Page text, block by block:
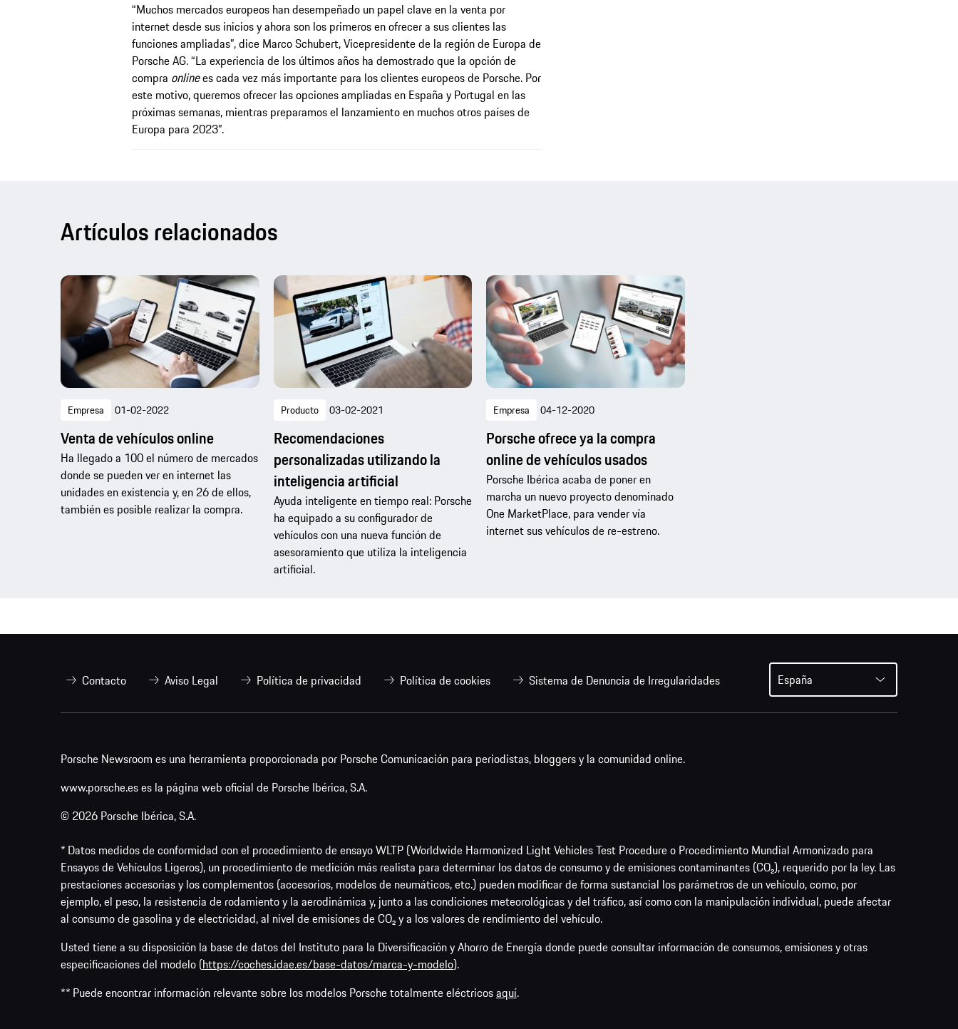
“Muchos mercados europeos han desempeñado un papel clave en la venta por
internet desde sus inicios y ahora son los primeros en ofrecer a sus clientes las
funciones ampliadas”, dice Marco Schubert, Vicepresidente de la región de Europa de
Porsche AG. “La experiencia de los últimos años ha demostrado que la opción de
compra onlinees cada vez más importante para los clientes europeos de Porsche. Por
este motivo, queremos ofrecer las opciones ampliadas en España y Portugal en las
próximas semanas, mientras preparamos el lanzamiento en muchos otros países de
Europa para 2023”.
Artículos relacionados
Empresa 01-02-2022
Venta de vehículos online
Ha llegado a 100 el número de mercados
donde se pueden ver en internet las
unidades en existencia y, en 26 de ellos,
también es posible realizar la compra.
Producto 03-02-2021
Recomendaciones
personalizadas utilizando la
inteligencia artificial
Ayuda inteligente en tiempo real: Porsche
ha equipado a su configurador de
vehículos con una nueva función de
asesoramiento que utiliza la inteligencia
artificial.
Empresa 04-12-2020
Porsche ofrece ya la compra
online de vehículos usados
Porsche Ibérica acaba de poner en
marcha un nuevo proyecto denominado
One MarketPlace, para vender vía
internet sus vehículos de re-estreno.
Contacto Aviso Legal Política de privacidad Política de cookies Sistema de Denuncia de Irregularidades España
Porsche Newsroom es una herramienta proporcionada por Porsche Comunicación para periodistas, bloggers y la comunidad online.
www.porsche.es es la página web oficial de Porsche Ibérica, S.A.
© 2026 Porsche Ibérica, S.A.
* Datos medidos de conformidad con el procedimiento de ensayo WLTP (Worldwide Harmonized Light Vehicles Test Procedure o Procedimiento Mundial Armonizado para
Ensayos de Vehículos Ligeros), un procedimiento de medición más realista para determinar los datos de consumo y de emisiones contaminantes (CO₂), requerido por la ley. Las
prestaciones accesorias y los complementos (accesorios, modelos de neumáticos, etc.) pueden modificar de forma sustancial los parámetros de un vehículo, como, por
ejemplo, el peso, la resistencia de rodamiento y la aerodinámica y, junto a las condiciones meteorológicas y del tráfico, así como con la manipulación individual, puede afectar
al consumo de gasolina y de electricidad, al nivel de emisiones de CO₂ y a los valores de rendimiento del vehículo.
Usted tiene a su disposición la base de datos del Instituto para la Diversificación y Ahorro de Energía donde puede consultar información de consumos, emisiones y otras
especificaciones del modelo (https://coches.idae.es/base-datos/marca-y-modelo).
** Puede encontrar información relevante sobre los modelos Porsche totalmente eléctricosaquí.